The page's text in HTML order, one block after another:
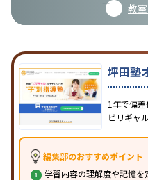
教
坪田塾
1年で偏
ビリギャ
編集部のおすすめポイント
学習内容の理解度や記憶